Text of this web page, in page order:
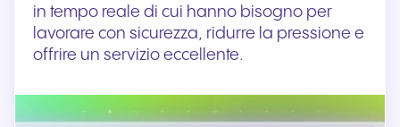
in tempo reale di cui hanno bisogno per
lavorare con sicurezza, ridurre la pressione e
offrire un servizio eccellente.